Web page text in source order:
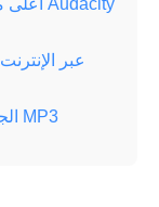
الجزء 4: الأسئلة الشائعة حول أفضل مشغل MP3